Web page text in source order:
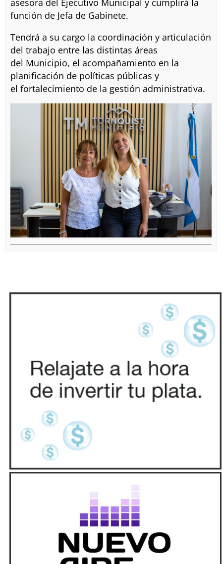
asesora del Ejecutivo Municipal y cumplirá la
función de Jefa de Gabinete.
Tendrá a su cargo la coordinación y articulación
del trabajo entre las distintas áreas
del Municipio, el acompañamiento en la
planificación de políticas públicas y
el fortalecimiento de la gestión administrativa.